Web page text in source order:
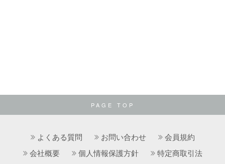
PAGE TOP
よくある質問 お問い合わせ
会員規約
会社概要
個人情報保護方針
特定商取引法